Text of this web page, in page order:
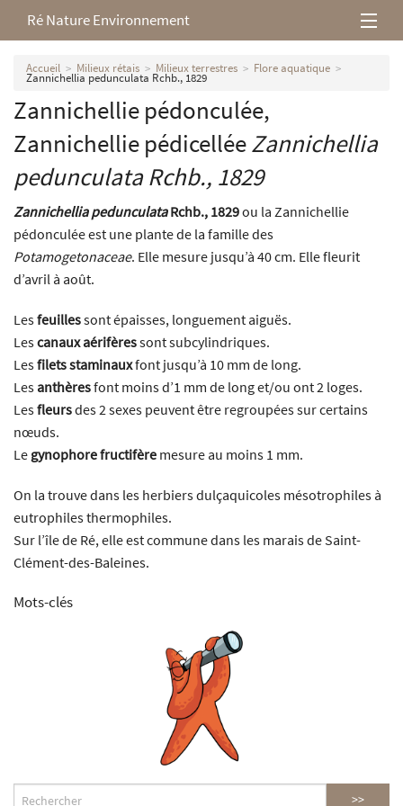
Ré Nature Environnement
L’association
Milieux rétais
Nos parutions
Accueil Milieux rétais Milieux terrestres Flore aquatique
Zannichellia pedunculata Rchb., 1829
Zannichellie pédonculée,
Zannichellie pédicelléeZannichellia
pedunculataRchb., 1829
Zannichellia pedunculataRchb., 1829ou la Zannichellie
pédonculée est une plante de la famille des
Potamogetonaceae. Elle mesure jusqu’à 40 cm. Elle fleurit
d’avril à août.
Lesfeuillessont épaisses, longuement aiguës.
Lescanaux aérifèressont subcylindriques.
Lesfilets staminauxfont jusqu’à 10 mm de long.
Les anthèresfont moins d’1 mm de long et/ou ont 2 loges.
Lesfleursdes 2 sexes peuvent être regroupées sur certains
nœuds.
Le gynophore fructifère mesure au moins 1 mm.
On la trouve dans les herbiers dulçaquicoles mésotrophiles à
eutrophiles thermophiles.
Sur l’île de Ré, elle est commune dans les marais de Saint-
Clément-des-Baleines.
Mots-clés